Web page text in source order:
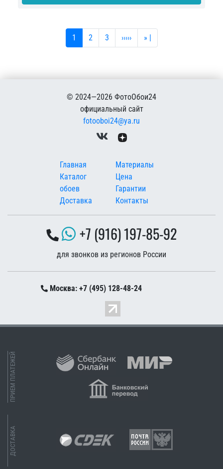
Текущая страница
1 Страница
2 Страница
3 Следующая страница
››››› Последняя страница
» |
© 2024—2026 ФотоОбои24
официальный сайт
fotooboi24@ya.ru
Меню в подвале
Главная
Каталог
обоев
Доставка
Материалы
Цена
Гарантии
Контакты
+7 (916) 197-85-92
для звонков из регионов России
Москва: +7 (495) 128-48-24
ПРИЕМ ПЛАТЕЖЕЙ
ДОСТАВКА